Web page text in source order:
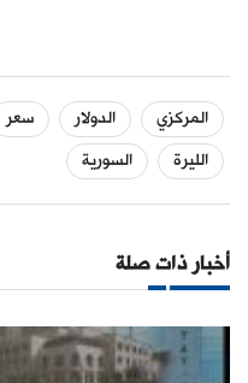
المركزي الدولار سعر
الليرة
السورية
أخبار ذات صلة